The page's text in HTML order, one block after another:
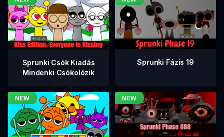
Sprunki Csók Kiadás
Mindenki Csókolózik
Sprunki Fázis 19